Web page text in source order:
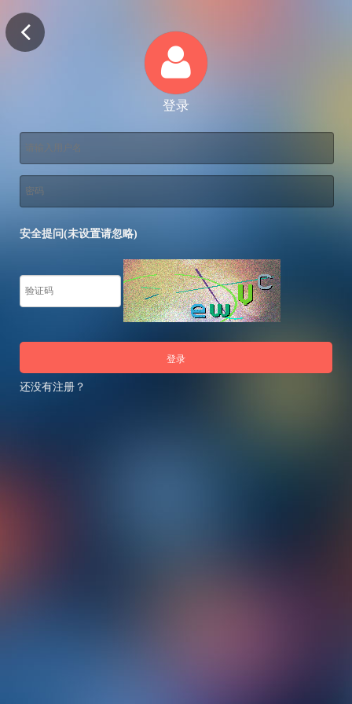
登录
安全提问(未设置请忽略)
登录
还没有注册？